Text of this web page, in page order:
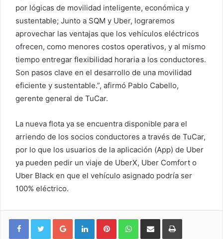
por lógicas de movilidad inteligente, económica y
sustentable; Junto a SQM y Uber, lograremos
aprovechar las ventajas que los vehículos eléctricos
ofrecen, como menores costos operativos, y al mismo
tiempo entregar flexibilidad horaria a los conductores.
Son pasos clave en el desarrollo de una movilidad
eficiente y sustentable.”, afirmó Pablo Cabello,
gerente general de TuCar.
La nueva flota ya se encuentra disponible para el
arriendo de los socios conductores a través de TuCar,
por lo que los usuarios de la aplicación (App) de Uber
ya pueden pedir un viaje de UberX, Uber Comfort o
Uber Black en que el vehículo asignado podría ser
100% eléctrico.
Google+ LinkedIn Pinterest WhatsApp